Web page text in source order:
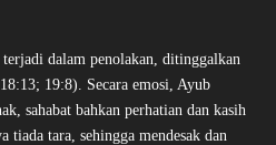
dalam penolakan, ditinggalkan
19:8). Secara emosi, Ayub
sahabat bahkan perhatian dan kasih
tiada tara, sehingga mendesak dan